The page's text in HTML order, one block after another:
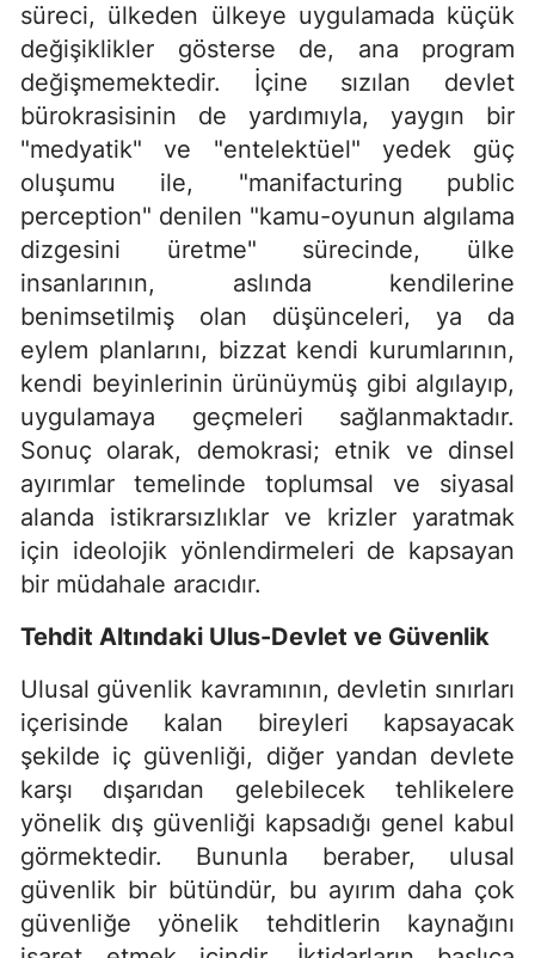
süreci, ülkeden ülkeye uygulamada küçük
değişiklikler gösterse de, ana program
değişmemektedir. İçine sızılan devlet
bürokrasisinin de yardımıyla, yaygın bir
"medyatik" ve "entelektüel" yedek güç
oluşumu ile, "manifacturing public
perception" denilen "kamu-oyunun algılama
dizgesini üretme" sürecinde, ülke
insanlarının, aslında kendilerine
benimsetilmiş olan düşünceleri, ya da
eylem planlarını, bizzat kendi kurumlarının,
kendi beyinlerinin ürünüymüş gibi algılayıp,
uygulamaya geçmeleri sağlanmaktadır.
Sonuç olarak, demokrasi; etnik ve dinsel
ayırımlar temelinde toplumsal ve siyasal
alanda istikrarsızlıklar ve krizler yaratmak
için ideolojik yönlendirmeleri de kapsayan
bir müdahale aracıdır.
Tehdit Altındaki Ulus-Devlet ve Güvenlik
Ulusal güvenlik kavramının, devletin sınırları
içerisinde kalan bireyleri kapsayacak
şekilde iç güvenliği, diğer yandan devlete
karşı dışarıdan gelebilecek tehlikelere
yönelik dış güvenliği kapsadığı genel kabul
görmektedir. Bununla beraber, ulusal
güvenlik bir bütündür, bu ayırım daha çok
güvenliğe yönelik tehditlerin kaynağını